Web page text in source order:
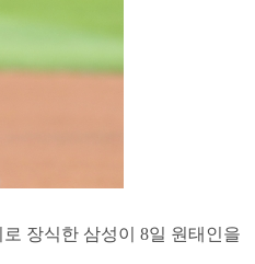
장식한 삼성이 8일 원태인을